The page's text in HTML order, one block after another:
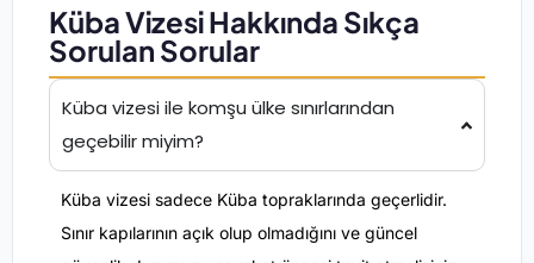
Küba Vizesi Hakkında Sıkça
Sorulan Sorular
Küba vizesi ile komşu ülke sınırlarından
geçebilir miyim?
Küba vizesi sadece Küba topraklarında geçerlidir.
Sınır kapılarının açık olup olmadığını ve güncel